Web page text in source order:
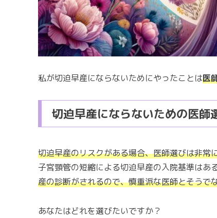
私が切迫早産にならないためにやったことは医
切迫早産にならないための医師
切迫早産のリスクがある場合、医師選びは非常
子宮頸管の短縮による切迫早産の入院基準はあ
産の診断がされるので、慎重派な医師とそうで
あなたはどれを選びたいですか？